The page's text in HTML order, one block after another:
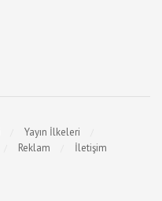
Yayın İlkeleri
Reklam İletişim